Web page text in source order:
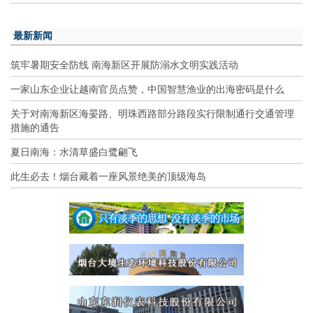
最新新闻
筑牢暑期安全防线 南海新区开展防溺水文明实践活动
一家山东企业让越南官员点赞，中国智慧渔业的出海密码是什么
关于对南海新区海晏路、明珠西路部分路段实行限制通行交通管理
措施的通告
夏日南海：水清草盛白鹭翩飞
此生必去！烟台藏着一座风景绝美的顶级海岛